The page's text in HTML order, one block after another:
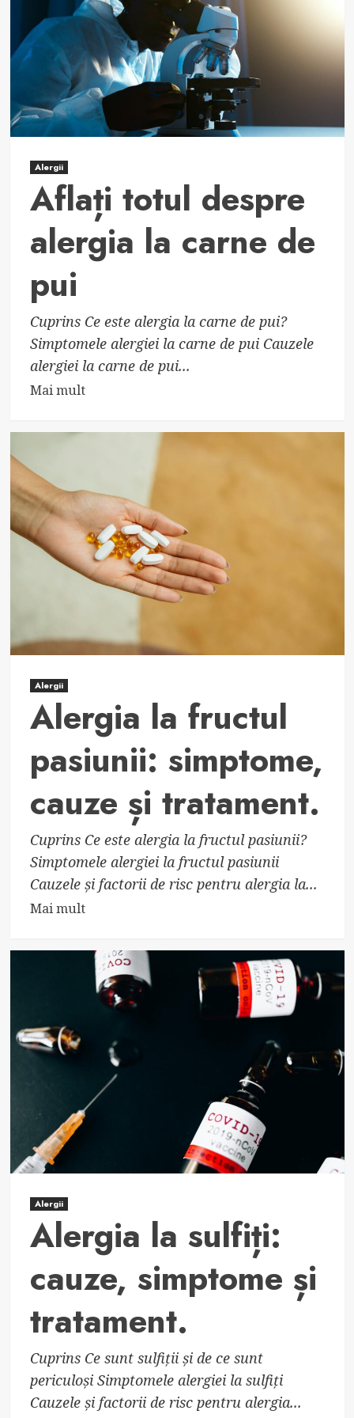
fructe:
cauze,
simptome
și
tratament
Alergii
Aflați totul despre
alergia la carne de
pui
Cuprins Ce este alergia la carne de pui?
Simptomele alergiei la carne de pui Cauzele
alergiei la carne de pui...
Mai multRead
about
despre
alergia
la
carne
de
pui
Alergii
Alergia la fructul
pasiunii: simptome,
cauze și tratament.
Cuprins Ce este alergia la fructul pasiunii?
Simptomele alergiei la fructul pasiunii
Cauzele și factorii de risc pentru alergia la...
Mai multRead
about
Alergia
fructul
simptome,
cauze
tratament.
Alergii
Alergia la sulfiți:
cauze, simptome și
tratament.
Cuprins Ce sunt sulfiții și de ce sunt
periculoși Simptomele alergiei la sulfiți
Cauzele și factorii de risc pentru alergia...